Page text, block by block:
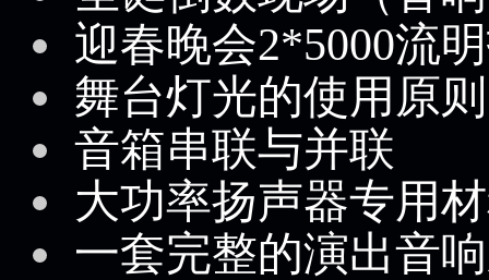
迎春晚会2*5000流
舞台灯光的使用原则
音箱串联与并联
大功率扬声器专用
一套完整的演出音